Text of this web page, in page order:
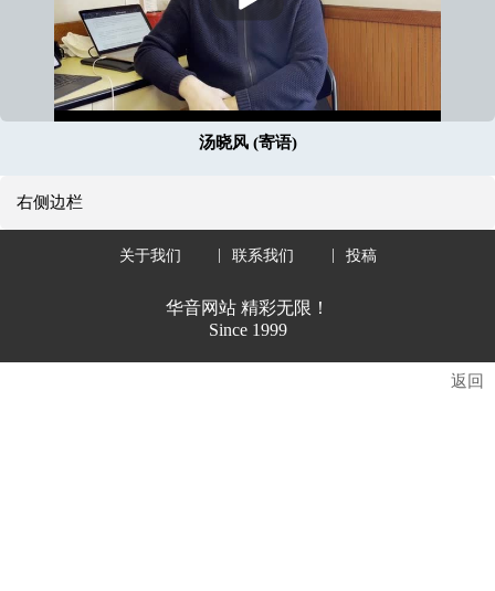
汤晓风 (寄语)
右侧边栏
关于我们 联系我们 投稿
华音网站 精彩无限！
Since 1999
返回